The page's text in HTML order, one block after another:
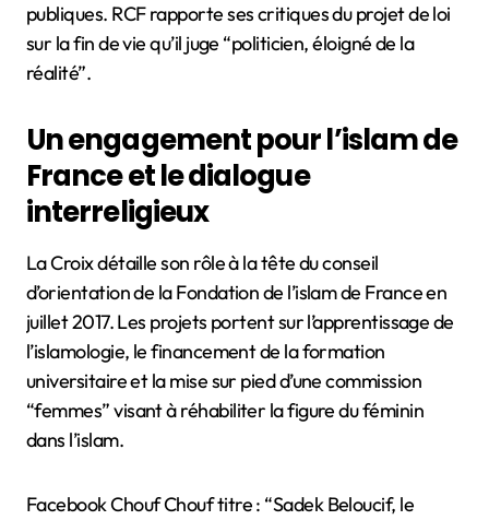
publiques. RCF rapporte ses critiques du projet de loi
sur la fin de vie qu’il juge “politicien, éloigné de la
réalité”.
Un engagement pour l’islam de
France et le dialogue
interreligieux
La Croix détaille son rôle à la tête du conseil
d’orientation de la Fondation de l’islam de France en
juillet 2017. Les projets portent sur l’apprentissage de
l’islamologie, le financement de la formation
universitaire et la mise sur pied d’une commission
“femmes” visant à réhabiliter la figure du féminin
dans l’islam.
Facebook Chouf Chouf titre : “Sadek Beloucif, le